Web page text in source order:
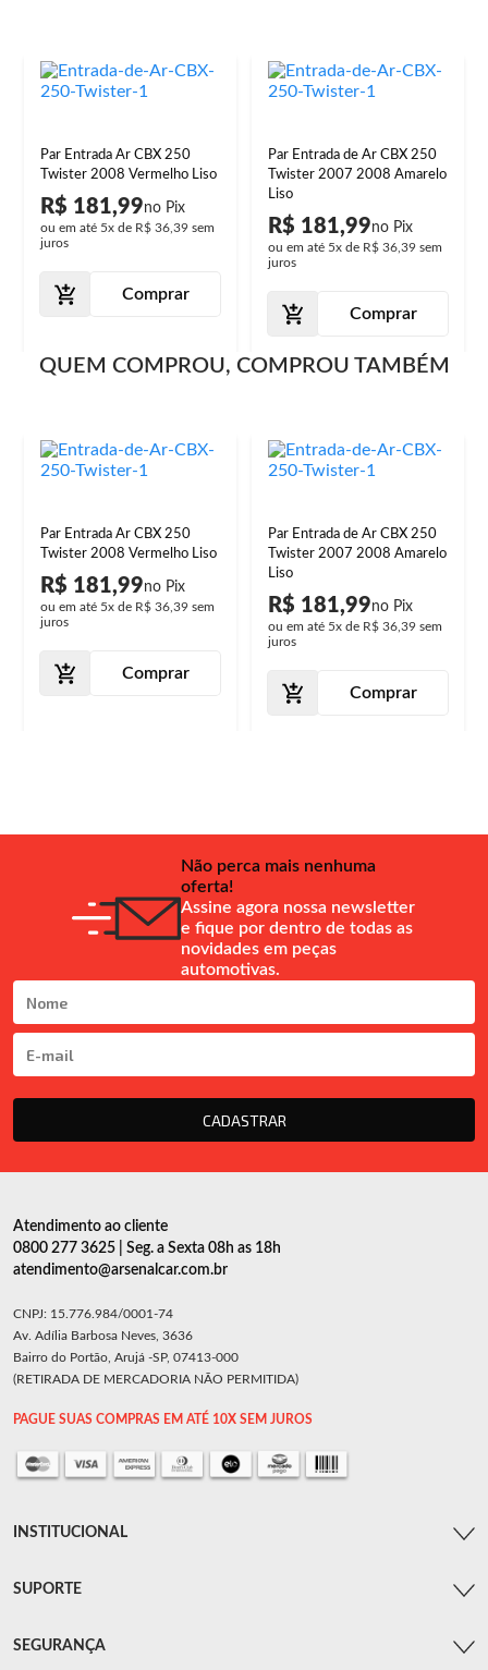
Par Entrada Ar CBX 250
Twister 2008 Vermelho Liso
R$ 181,99
ou em até 5x de R$ 36,39 sem
juros
Comprar
Par Entrada de Ar CBX 250
Twister 2007 2008 Amarelo
Liso
R$ 181,99
ou em até 5x de R$ 36,39 sem
juros
Comprar
QUEM COMPROU, COMPROU TAMBÉM
Par Entrada Ar CBX 250
Twister 2008 Vermelho Liso
R$ 181,99
ou em até 5x de R$ 36,39 sem
juros
Comprar
Par Entrada de Ar CBX 250
Twister 2007 2008 Amarelo
Liso
R$ 181,99
ou em até 5x de R$ 36,39 sem
juros
Comprar
Não perca mais nenhuma
oferta!
Assine agora nossa newsletter
e fique por dentro de todas as
novidades em peças
automotivas.
CADASTRAR
Atendimento ao cliente
0800 277 3625 | Seg. a Sexta 08h as 18h
atendimento@arsenalcar.com.br
CNPJ: 15.776.984/0001-74
Av. Adília Barbosa Neves, 3636
Bairro do Portão, Arujá -SP, 07413-000
(RETIRADA DE MERCADORIA NÃO PERMITIDA)
PAGUE SUAS COMPRAS EM ATÉ 10X SEM JUROS
INSTITUCIONAL
SUPORTE
SEGURANÇA